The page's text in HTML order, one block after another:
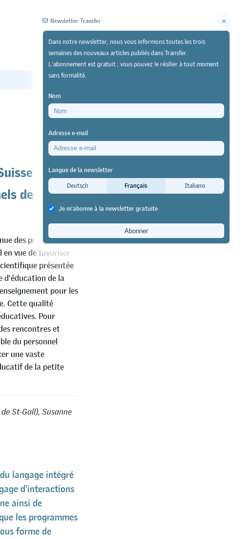
Éditeur
: quels
de
des professionnels
en vue de favoriser
présentée
de la
pour les
Cette qualité
Pour
rencontres et
du personnel
une vaste
de la petite
St-Gall), Susanne
langage intégré
d’interactions
ainsi de
les programmes
forme de
Newsletter Transfer
Dans notre newsletter, nous vous informons toutes les trois
semaines des nouveaux articles publiés dans Transfer.
L'abonnement est gratuit ; vous pouvez le résilier à tout moment
sans formalité.
Nom
Adresse e-mail
Langue de la newsletter
Deutsch
Français Italiano
Je m'abonne à la newsletter gratuite